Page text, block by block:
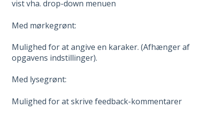
vist vha. drop-down menuen
Med mørkegrønt:
Mulighed for at angive en karaker. (Afhænger af
opgavens indstillinger).
Med lysegrønt:
Mulighed for at skrive feedback-kommentarer